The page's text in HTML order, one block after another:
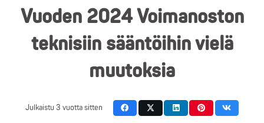
Vuoden 2024 Voimanoston
teknisiin sääntöihin vielä
muutoksia
Julkaistu 3 vuotta sitten